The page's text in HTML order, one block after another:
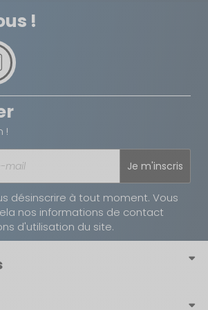
facile, mais suffisamment
résister aux chocs, ce qui en fait un
les voyageurs, les randonneurs ou
de van life, tout en étant adaptés à
quotidienne à la maison ou en
!
!
Je m'inscris
désinscrire à tout moment. Vous
nos informations de contact
d'utilisation du site.